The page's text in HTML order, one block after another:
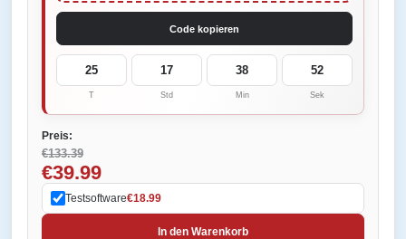
Code kopieren
25
T
17
Std
38
Min
52
Sek
Preis:
€133.39
€39.99
Testsoftware€18.99
In den Warenkorb